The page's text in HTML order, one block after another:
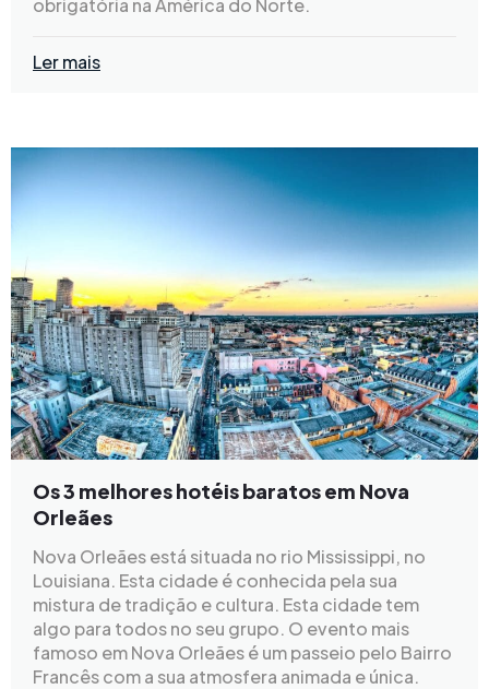
obrigatória na América do Norte.
Ler mais
Os 3 melhores hotéis baratos em Nova
Orleães
Nova Orleães está situada no rio Mississippi, no
Louisiana. Esta cidade é conhecida pela sua
mistura de tradição e cultura. Esta cidade tem
algo para todos no seu grupo. O evento mais
famoso em Nova Orleães é um passeio pelo Bairro
Francês com a sua atmosfera animada e única.